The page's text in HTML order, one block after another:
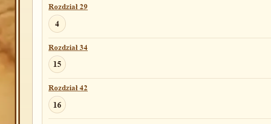
Rozdział 29
4
Rozdział 34
15
Rozdział 42
16